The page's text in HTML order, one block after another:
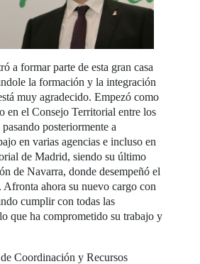
a formar parte de esta gran casa
la formación y la integración
muy agradecido. Empezó como
en el Consejo Territorial entre los
posteriormente a
en varias agencias e incluso en
de Madrid, siendo su último
de Navarra, donde desempeñó el
Afronta ahora su nuevo cargo con
cumplir con todas las
que ha comprometido su trabajo y
Coordinación y Recursos